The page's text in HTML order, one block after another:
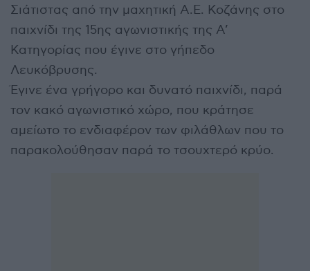
Σιάτιστας από την μαχητική Α.Ε. Κοζάνης στο
παιχνίδι της 15ης αγωνιστικής της Α’
Κατηγορίας που έγινε στο γήπεδο
Λευκόβρυσης.
Έγινε ένα γρήγορο και δυνατό παιχνίδι, παρά
τον κακό αγωνιστικό χώρο, που κράτησε
αμείωτο το ενδιαφέρον των φιλάθλων που το
παρακολούθησαν παρά το τσουχτερό κρύο.